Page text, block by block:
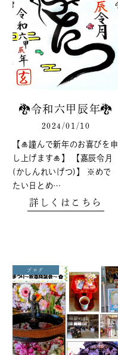
🐉令和六甲辰年🐉
2024/01/10
【🎍謹んで新年のお喜びを申
し上げます🎍】 【嘉辰令月
(かしんれいげつ)】 ※めで
たい日とめ…
詳しくはこちら
ブログ